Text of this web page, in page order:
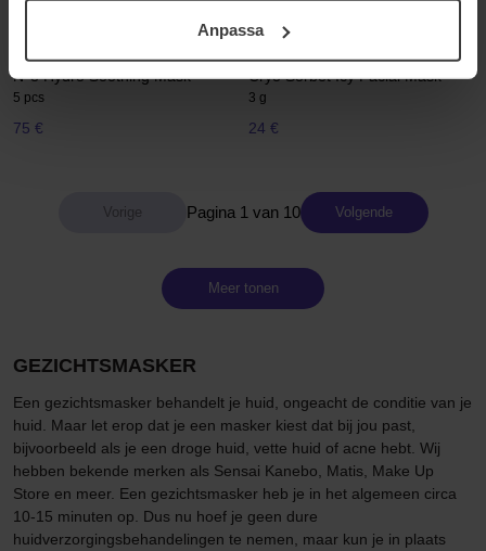
samt vår Integritetspolicy.Anpassa
Verso
N°8 Hydro Soothing Mask
5 pcs
75 €
Dr.Jart+
Cryo Sorbet Icy Facial Mask
3 g
24 €
Pagina 1 van 10 Volgende
Meer tonen
GEZICHTSMASKER
Een gezichtsmasker behandelt je huid, ongeacht de conditie van je
huid. Maar let erop dat je een masker kiest dat bij jou past,
bijvoorbeeld als je een droge huid, vette huid of acne hebt. Wij
hebben bekende merken als Sensai Kanebo, Matis, Make Up
Store en meer. Een gezichtsmasker heb je in het algemeen circa
10-15 minuten op. Dus nu hoef je geen dure
huidverzorgingsbehandelingen te nemen, maar kun je in plaats